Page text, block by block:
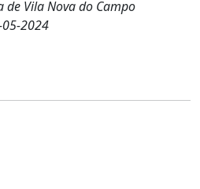
de Vila Nova do Campo
2024